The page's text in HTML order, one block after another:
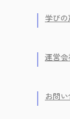
学びの
運営会
お問